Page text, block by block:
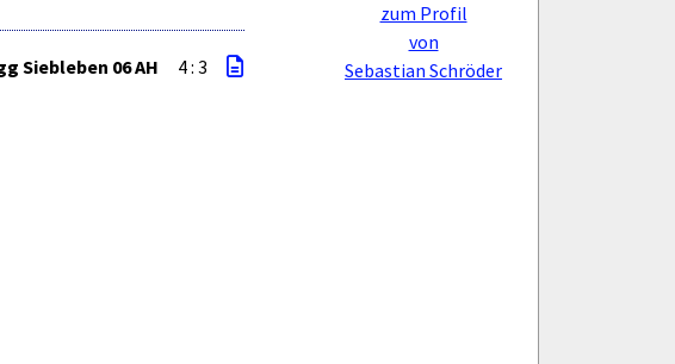
zum Profil
von
Sebastian Schröder
Siebleben 06 AH 4 : 3